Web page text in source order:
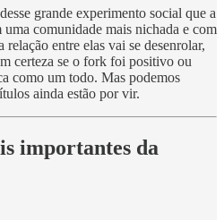
grande experimento social que a
comunidade mais nichada e com
relação entre elas vai se desenrolar,
certeza se o fork foi positivo ou
como um todo. Mas podemos
ainda estão por vir.
importantes da